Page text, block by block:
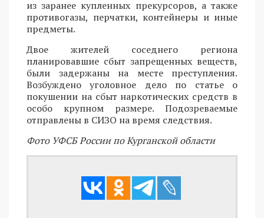
из заранее купленных прекурсоров, а также
противогазы, перчатки, контейнеры и иные
предметы.
Двое жителей соседнего региона
планировавшие сбыт запрещенных веществ,
были задержаны на месте преступления.
Возбуждено уголовное дело по статье о
покушении на сбыт наркотических средств в
особо крупном размере. Подозреваемые
отправлены в СИЗО на время следствия.
Фото УФСБ России по Курганской области